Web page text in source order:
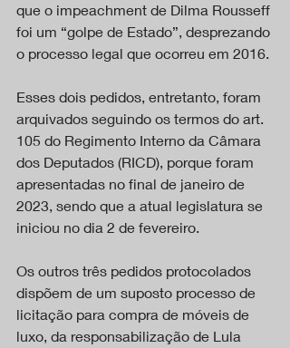
que o impeachment de Dilma Rousseff
foi um “golpe de Estado”, desprezando
o processo legal que ocorreu em 2016.
Esses dois pedidos, entretanto, foram
arquivados seguindo os termos do art.
105 do Regimento Interno da Câmara
dos Deputados (RICD), porque foram
apresentadas no final de janeiro de
2023, sendo que a atual legislatura se
iniciou no dia 2 de fevereiro.
Os outros três pedidos protocolados
dispõem de um suposto processo de
licitação para compra de móveis de
luxo, da responsabilização de Lula